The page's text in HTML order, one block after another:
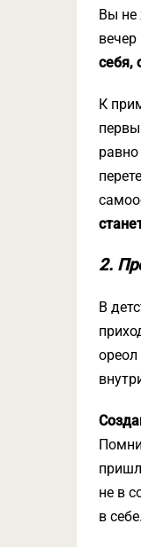
Вы не
себя,
К
2.
В
ореол
не в
в себе.